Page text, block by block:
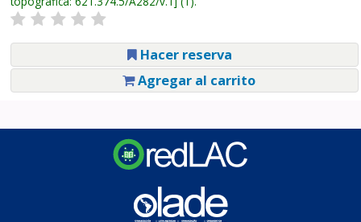
Hacer reserva
Agregar al carrito